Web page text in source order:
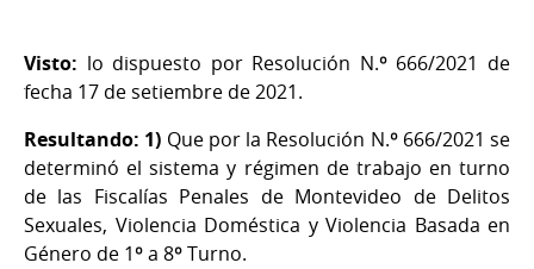
Visto: lo dispuesto por Resolución N.º 666/2021 de
fecha 17 de setiembre de 2021.
Resultando: 1) Que por la Resolución N.º 666/2021 se
determinó el sistema y régimen de trabajo en turno
de las Fiscalías Penales de Montevideo de Delitos
Sexuales, Violencia Doméstica y Violencia Basada en
Género de 1º a 8º Turno.